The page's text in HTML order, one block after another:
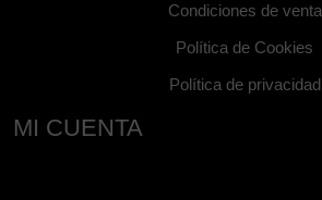
Condiciones de venta
Política de Cookies
Política de privacidad
MI CUENTA